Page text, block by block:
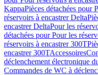
KappaPièces détachées pour
réservoirs à encastrer Delta
encastrer DeltaPour les
détachées pour Pour les
réservoirs à encastrer 300T
encastrer 300TAccessoires
déclenchement électronique
Commandes de WC à